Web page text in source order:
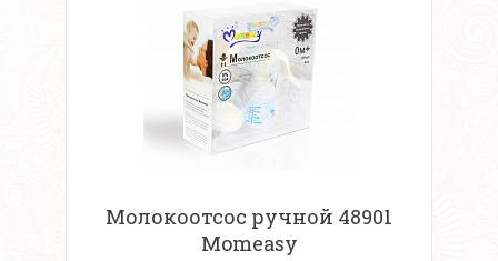
Молокоотсос ручной 48901
Momeasy